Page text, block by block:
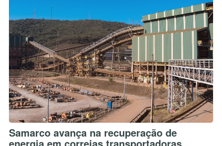
Samarco avança na recuperação de